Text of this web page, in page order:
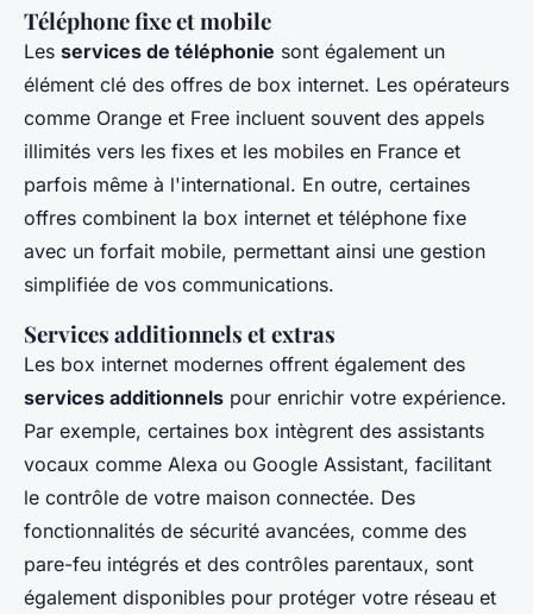
Téléphone fixe et mobile
Les services de téléphonie sont également un
élément clé des offres de box internet. Les opérateurs
comme Orange et Free incluent souvent des appels
illimités vers les fixes et les mobiles en France et
parfois même à l'international. En outre, certaines
offres combinent la box internet et téléphone fixe
avec un forfait mobile, permettant ainsi une gestion
simplifiée de vos communications.
Services additionnels et extras
Les box internet modernes offrent également des
services additionnels pour enrichir votre expérience.
Par exemple, certaines box intègrent des assistants
vocaux comme Alexa ou Google Assistant, facilitant
le contrôle de votre maison connectée. Des
fonctionnalités de sécurité avancées, comme des
pare-feu intégrés et des contrôles parentaux, sont
également disponibles pour protéger votre réseau et